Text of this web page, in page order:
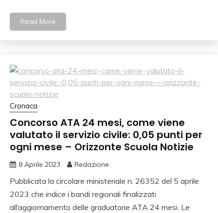
Read More
Cronaca
Concorso ATA 24 mesi, come viene
valutato il servizio civile: 0,05 punti per
ogni mese – Orizzonte Scuola Notizie
8 Aprile 2023 Redazione
Pubblicata la circolare ministeriale n. 26352 del 5 aprile
2023 che indice i bandi regionali finalizzati
all’aggiornamento delle graduatorie ATA 24 mesi. Le